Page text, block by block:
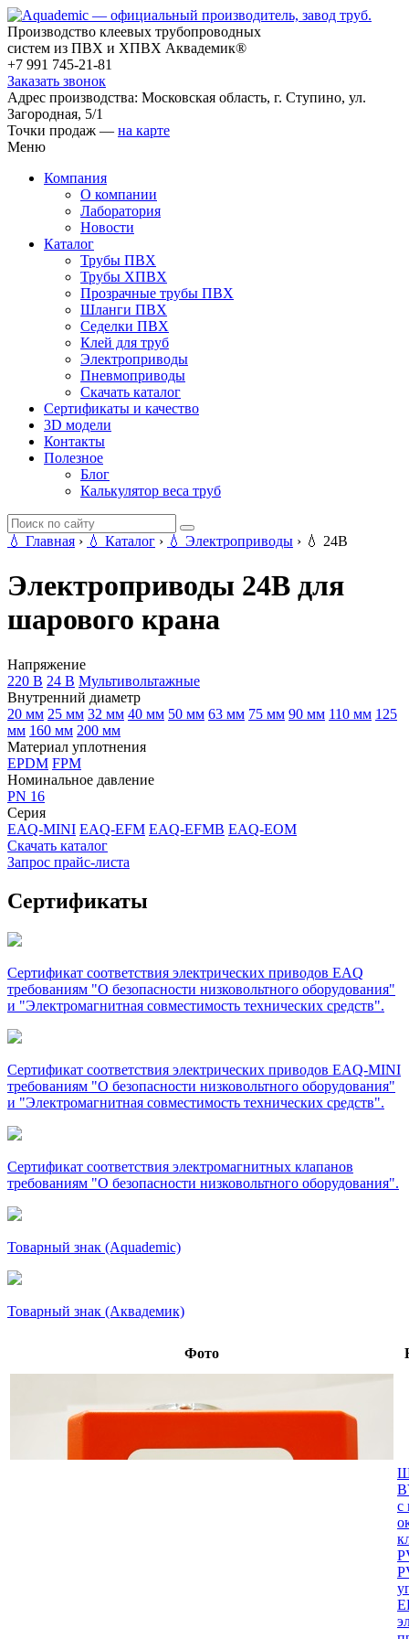
Производство клеевых трубопроводных
систем из ПВХ и ХПВХ Аквадемик®
+7 991 745-21-81
Заказать звонок
Адрес производства: Московская область, г. Ступино, ул.
Загородная, 5/1
Точки продаж — на карте
Меню
Компания
О компании
Лаборатория
Новости
Каталог
Трубы ПВХ
Трубы ХПВХ
Прозрачные трубы ПВХ
Шланги ПВХ
Седелки ПВХ
Клей для труб
Электроприводы
Пневмоприводы
Скачать каталог
Сертификаты и качество
3D модели
Контакты
Полезное
Блог
Калькулятор веса труб
💧 Главная › 💧 Каталог › 💧 Электроприводы › 💧 24В
Электроприводы 24В для
шарового крана
Напряжение
220 В 24 В Мультивольтажные
Внутренний диаметр
20 мм 25 мм 32 мм 40 мм 50 мм 63 мм 75 мм 90 мм 110 мм 125
мм 160 мм 200 мм
Материал уплотнения
EPDM FPM
Номинальное давление
PN 16
Серия
EAQ-MINI EAQ-EFM EAQ-EFMB EAQ-EOM
Скачать каталог
Запрос прайс-листа
Сертификаты
Сертификат соответствия электрических приводов EAQ
требованиям "О безопасности низковольтного оборудования"
и "Электромагнитная совместимость технических средств".
Сертификат соответствия электрических приводов EAQ-MINI
требованиям "О безопасности низковольтного оборудования"
и "Электромагнитная совместимость технических средств".
Сертификат соответствия электромагнитных клапанов
требованиям "О безопасности низковольтного оборудования".
Товарный знак (Aquademic)
Товарный знак (Аквадемик)
Фото
с